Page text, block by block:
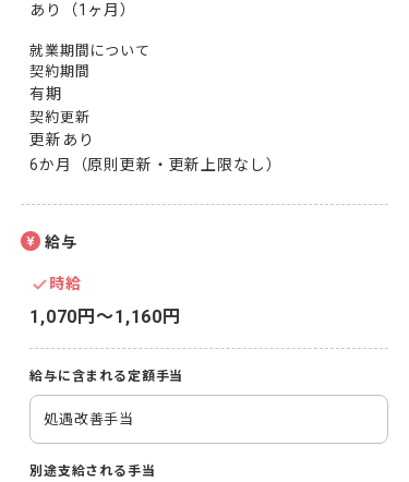
あり（1ヶ月）
就業期間について
契約期間
有期
契約更新
更新あり
6か月（原則更新・更新上限なし）
給与
時給
1,070円〜1,160円
給与に含まれる定額手当
処遇改善手当
別途支給される手当